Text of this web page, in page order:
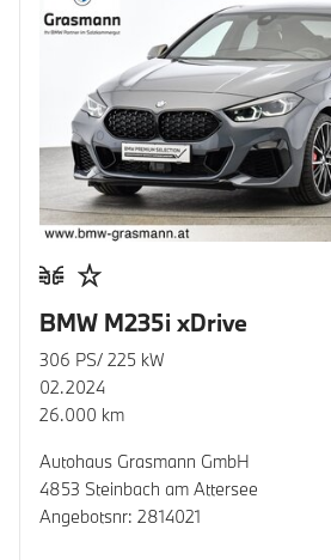
BMW M235i xDrive
306 PS/ 225 kW
02.2024
26.000 km
Autohaus Grasmann GmbH
4853 Steinbach am Attersee
Angebotsnr: 2814021